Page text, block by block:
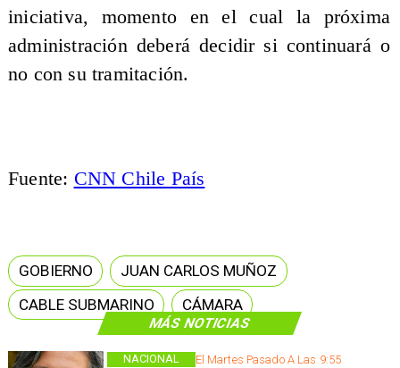
MÁS NOTICIAS
El Martes Pasado A Las 9:55
NACIONAL
iniciativa, momento en el cual la próxima
administración deberá decidir si continuará o
no con su tramitación.
Fuente: CNN Chile País
GOBIERNO
JUAN CARLOS MUÑOZ
CABLE SUBMARINO
CÁMARA